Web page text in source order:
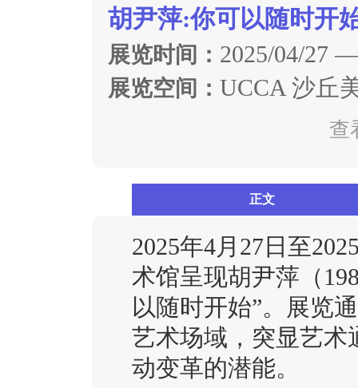
胡尹萍:你可以随时开
展览时间： 2025/04/27
展览空间： UCCA 沙丘
查
正文
2025年4月27日至
术馆呈现胡尹萍（
以随时开始”。展览
艺术场域，突显艺术
动变革的潜能。